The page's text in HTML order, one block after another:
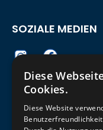
SOZIALE MEDIEN
Diese
Cookies.
Diese Website